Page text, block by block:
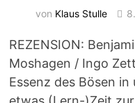
von Klaus Stulle
REZENSION:
Moshagen / Ingo
Essenz des Bösen